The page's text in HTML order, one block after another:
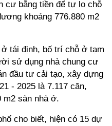
cư bằng tiền để tự lo chỗ
khoảng 776.880 m2
tái định, bố trí chỗ ở tạm
sử dụng nhà chung cư
đầu tư cải tạo, xây dựng
- 2025 là 7.117 căn,
m2 sàn nhà ở.
cho biết, hiện có 15 dự